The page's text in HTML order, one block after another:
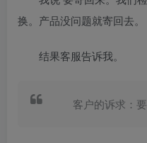
换。产品没问题就寄回去。
结果客服告诉我。
客户的诉求：要